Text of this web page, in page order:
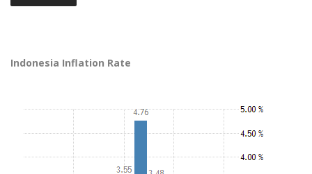
Indonesia Inflation Rate